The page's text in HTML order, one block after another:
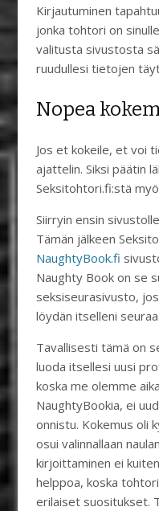
Kirjautuminen
jonka tohtori on
valitusta sivustosta
ruudullesi tietojen
Nopea
Jos et kokeile, et voi
ajattelin. Siksi päätin
Seksitohtori.fi:stä
Siirryin ensin
Tämän jälkeen
NaughtyBook.fi
Naughty Book on se
seksiseurasivusto,
löydän itselleni seuraa.
Tavallisesti tämä on
luoda itsellesi uusi
koska me olemme
NaughtyBookia, ei
onnistu. Kokemus oli
osui valinnallaan
kirjoittaminen ei
helppoa, koska
erilaiset suositukset.